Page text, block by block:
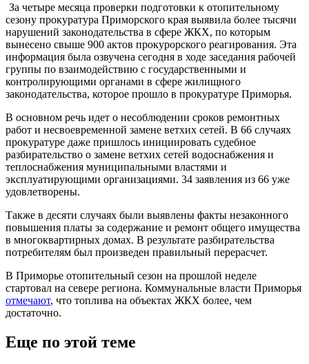
За четыре месяца проверки подготовки к отопительному
сезону прокуратура Приморского края выявила более тысячи
нарушений законодательства в сфере ЖКХ, по которым
вынесено свыше 900 актов прокурорского реагирования. Эта
информация была озвучена сегодня в ходе заседания рабочей
группы по взаимодействию с государственными и
контролирующими органами в сфере жилищного
законодательства, которое прошло в прокуратуре Приморья.
В основном речь идет о несоблюдении сроков ремонтных
работ и несвоевременной замене ветхих сетей. В 66 случаях
прокуратуре даже пришлось инициировать судебное
разбирательство о замене ветхих сетей водоснабжения и
теплоснабжения муниципальными властями и
эксплуатирующими организациями. 34 заявления из 66 уже
удовлетворены.
Также в десяти случаях были выявлены факты незаконного
повышения платы за содержание и ремонт общего имущества
в многоквартирных домах. В результате разбирательства
потребителям был произведен правильный перерасчет.
В Приморье отопительный сезон на прошлой неделе
стартовал на севере региона. Коммунальные власти Приморья
отмечают, что топлива на объектах ЖКХ более, чем
достаточно.
Еще по этой теме